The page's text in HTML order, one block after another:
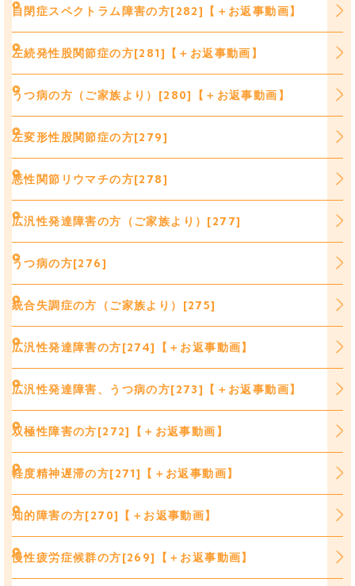
自閉症スペクトラム障害の方[282]【＋お返事動画】
左続発性股関節症の方[281]【＋お返事動画】
うつ病の方（ご家族より）[280]【＋お返事動画】
左変形性股関節症の方[279]
悪性関節リウマチの方[278]
広汎性発達障害の方（ご家族より）[277]
うつ病の方[276]
統合失調症の方（ご家族より）[275]
広汎性発達障害の方[274]【＋お返事動画】
広汎性発達障害、うつ病の方[273]【＋お返事動画】
双極性障害の方[272]【＋お返事動画】
軽度精神遅滞の方[271]【＋お返事動画】
知的障害の方[270]【＋お返事動画】
慢性疲労症候群の方[269]【＋お返事動画】